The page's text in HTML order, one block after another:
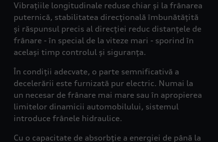
Vibrațiile longitudinale reduse chiar și la frânarea
puternică, stabilitatea direcțională îmbunătățită
și răspunsul precis al direcției reduc distanțele de
frânare - în special de la viteze mari - sporind în
același timp controlul și siguranța.
În condiții adecvate, o parte semnificativă a
decelerării este furnizată pur electric. Numai la
un necesar de frânare mai mare sau în apropierea
limitelor dinamicii automobilului, sistemul
introduce frânele hidraulice.
Cu o capacitate de absorbție a energiei de până la